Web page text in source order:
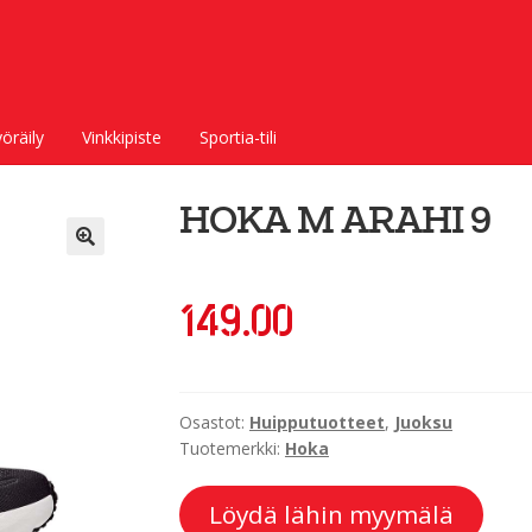
Vinkkipiste Sportia-tili
HOKA M ARAHI 9
149.00
Osastot: Huipputuotteet, Juoksu
Tuotemerkki: Hoka
Löydä lähin myymälä